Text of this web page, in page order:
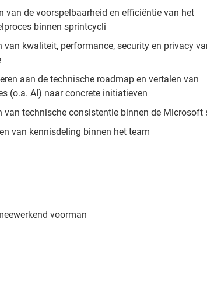
van de voorspelbaarheid en efficiëntie van het
binnen sprintcycli
van kwaliteit, performance, security en privacy
aan de technische roadmap en vertalen van
(o.a. AI) naar concrete initiatieven
van technische consistentie binnen de Microsoft
van kennisdeling binnen het team
voorman